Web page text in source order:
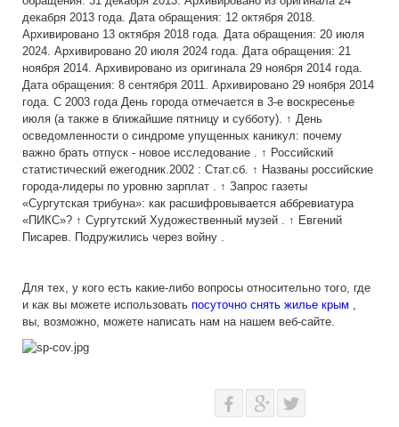
декабря 2013 года. Дата обращения: 12 октября 2018.
Архивировано 13 октября 2018 года. Дата обращения: 20 июля
2024. Архивировано 20 июля 2024 года. Дата обращения: 21
ноября 2014. Архивировано из оригинала 29 ноября 2014 года.
Дата обращения: 8 сентября 2011. Архивировано 29 ноября 2014
года. С 2003 года День города отмечается в 3-е воскресенье
июля (а также в ближайшие пятницу и субботу). ↑ День
осведомленности о синдроме упущенных каникул: почему
важно брать отпуск - новое исследование . ↑ Российский
статистический ежегодник.2002 : Стат.сб. ↑ Названы российские
города-лидеры по уровню зарплат . ↑ Запрос газеты
«Сургутская трибуна»: как расшифровывается аббревиатура
«ПИКС»? ↑ Сургутский Художественный музей . ↑ Евгений
Писарев. Подружились через войну .
Для тех, у кого есть какие-либо вопросы относительно того, где
и как вы можете использовать посуточно снять жилье крым ,
вы, возможно, можете написать нам на нашем веб-сайте.